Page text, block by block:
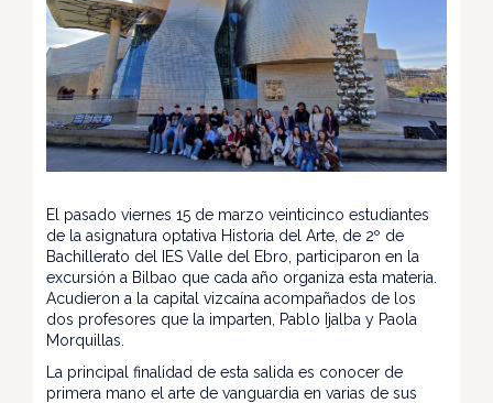
El pasado viernes 15 de marzo veinticinco estudiantes
de la asignatura optativa Historia del Arte, de 2º de
Bachillerato del IES Valle del Ebro, participaron en la
excursión a Bilbao que cada año organiza esta materia.
Acudieron a la capital vizcaína acompañados de los
dos profesores que la imparten, Pablo Ijalba y Paola
Morquillas.
La principal finalidad de esta salida es conocer de
primera mano el arte de vanguardia en varias de sus